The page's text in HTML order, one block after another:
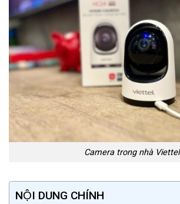
Camera trong nhà Viettel
NỘI DUNG CHÍNH